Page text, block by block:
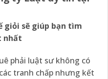
giỏi sẽ giúp bạn tìm
nhất
phải luật sư không có
tranh chấp nhưng kết